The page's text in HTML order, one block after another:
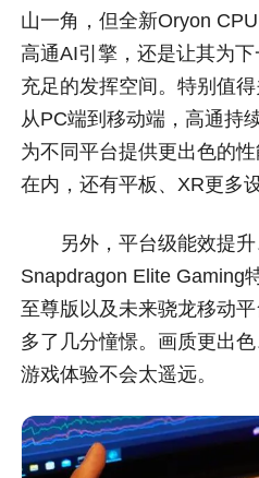
山一角，但全新Oryon
高通AI引擎，还是让其为
充足的发挥空间。特别值
从PC端到移动端，高通持
为不同平台提供更出色的
在内，还有平板、XR更多
另外，平台级能效提升
Snapdragon Elite Gaming
至尊版以及未来骁龙移动
多了几分憧憬。画质更出
游戏体验不会太遥远。